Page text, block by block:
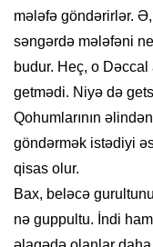
mələfə göndərirlər. Ə,
səngərdə mələfəni
budur. Heç, o
getmədi. Niyə də
Qohumlarının
göndərmək istədiyi
qisas olur.
Bax, beləcə
nə guppultu. İndi